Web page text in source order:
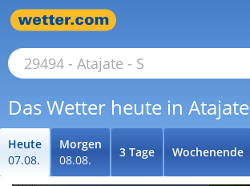
Das Wetter heute in Atajate
Heute
07.08.
Morgen
08.08.
3 Tage Wochenende